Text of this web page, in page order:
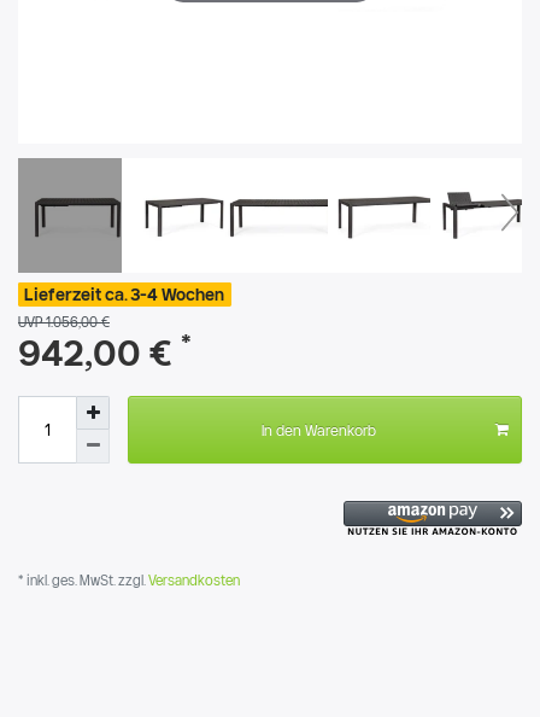
Lieferzeit ca. 3-4 Wochen
UVP 1.056,00 €
942,00 € *
In den Warenkorb
* inkl. ges. MwSt. zzgl. Versandkosten